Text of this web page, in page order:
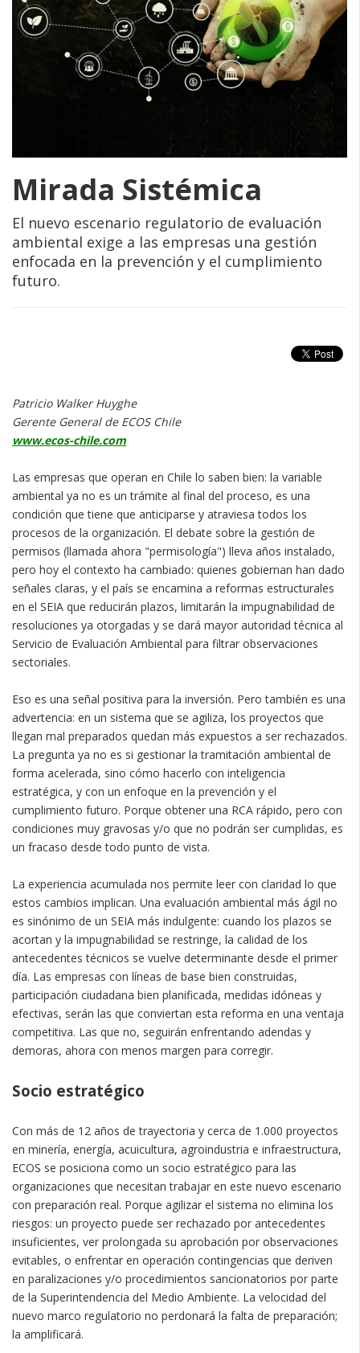
Mirada Sistémica
El nuevo escenario regulatorio de evaluación
ambiental exige a las empresas una gestión
enfocada en la prevención y el cumplimiento
futuro.
Patricio Walker Huyghe
Gerente General de ECOS Chile
www.ecos-chile.com
Las empresas que operan en Chile lo saben bien: la variable
ambiental ya no es un trámite al final del proceso, es una
condición que tiene que anticiparse y atraviesa todos los
procesos de la organización. El debate sobre la gestión de
permisos (llamada ahora "permisología") lleva años instalado,
pero hoy el contexto ha cambiado: quienes gobiernan han dado
señales claras, y el país se encamina a reformas estructurales
en el SEIA que reducirán plazos, limitarán la impugnabilidad de
resoluciones ya otorgadas y se dará mayor autoridad técnica al
Servicio de Evaluación Ambiental para filtrar observaciones
sectoriales.
Eso es una señal positiva para la inversión. Pero también es una
advertencia: en un sistema que se agiliza, los proyectos que
llegan mal preparados quedan más expuestos a ser rechazados.
La pregunta ya no es si gestionar la tramitación ambiental de
forma acelerada, sino cómo hacerlo con inteligencia
estratégica, y con un enfoque en la prevención y el
cumplimiento futuro. Porque obtener una RCA rápido, pero con
condiciones muy gravosas y/o que no podrán ser cumplidas, es
un fracaso desde todo punto de vista.
La experiencia acumulada nos permite leer con claridad lo que
estos cambios implican. Una evaluación ambiental más ágil no
es sinónimo de un SEIA más indulgente: cuando los plazos se
acortan y la impugnabilidad se restringe, la calidad de los
antecedentes técnicos se vuelve determinante desde el primer
día. Las empresas con líneas de base bien construidas,
participación ciudadana bien planificada, medidas idóneas y
efectivas, serán las que conviertan esta reforma en una ventaja
competitiva. Las que no, seguirán enfrentando adendas y
demoras, ahora con menos margen para corregir.
Socio estratégico
Con más de 12 años de trayectoria y cerca de 1.000 proyectos
en minería, energía, acuicultura, agroindustria e infraestructura,
ECOS se posiciona como un socio estratégico para las
organizaciones que necesitan trabajar en este nuevo escenario
con preparación real. Porque agilizar el sistema no elimina los
riesgos: un proyecto puede ser rechazado por antecedentes
insuficientes, ver prolongada su aprobación por observaciones
evitables, o enfrentar en operación contingencias que deriven
en paralizaciones y/o procedimientos sancionatorios por parte
de la Superintendencia del Medio Ambiente. La velocidad del
nuevo marco regulatorio no perdonará la falta de preparación;
la amplificará.